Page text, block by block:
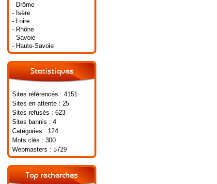
- Drôme
- Isère
- Loire
- Rhône
- Savoie
- Haute-Savoie
Statistiques
Sites référencés : 4151
Sites en attente : 25
Sites refusés : 623
Sites bannis : 4
Catégories : 124
Mots clés : 300
Webmasters : 5729
Top recherches